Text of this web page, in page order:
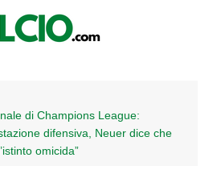
di Champions League:
difensiva, Neuer dice che
omicida”